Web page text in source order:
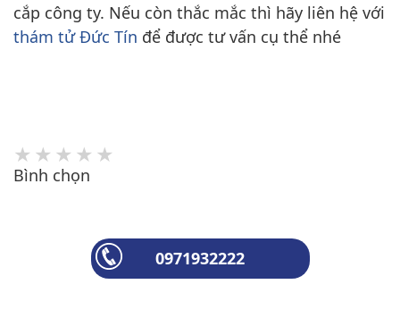
cắp công ty. Nếu còn thắc mắc thì hãy liên hệ với
thám tử Đức Tín để được tư vấn cụ thể nhé
Bình chọn
0971932222